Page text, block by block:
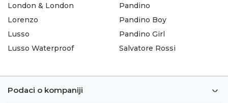
London & London
Lorenzo
Lusso
Lusso Waterproof
Pandino
Pandino Boy
Pandino Girl
Salvatore Rossi
Podaci o kompaniji